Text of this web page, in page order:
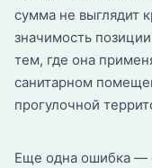
сумма не выглядит
значимость
тем, где она
санитарном
прогулочной
Еще одна ошибка —